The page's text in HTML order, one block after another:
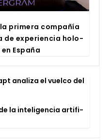
pri­me­ra com­pa­ñía
de expe­rien­cia holo­
Espa­ña
ana­li­za el vuel­co del
de la inte­li­gen­cia arti­fi­